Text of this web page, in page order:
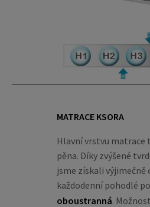
MATRACE KSORA
Hlavní vrstvu
pěna. Díky zvýšené
jsme získali
každodenní pohodlé
oboustranná.